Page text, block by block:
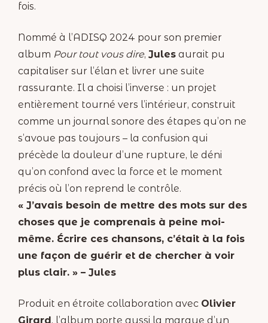
fois.
Nommé à l’ADISQ 2024 pour son premier
album Pour tout vous dire, Jules aurait pu
capitaliser sur l’élan et livrer une suite
rassurante. Il a choisi l’inverse : un projet
entièrement tourné vers l’intérieur, construit
comme un journal sonore des étapes qu’on ne
s’avoue pas toujours – la confusion qui
précède la douleur d’une rupture, le déni
qu’on confond avec la force et le moment
précis où l’on reprend le contrôle.
« J’avais besoin de mettre des mots sur des
choses que je comprenais à peine moi-
même. Écrire ces chansons, c’était à la fois
une façon de guérir et de chercher à voir
plus clair. » – Jules
Produit en étroite collaboration avec Olivier
Girard, l’album porte aussi la marque d’un